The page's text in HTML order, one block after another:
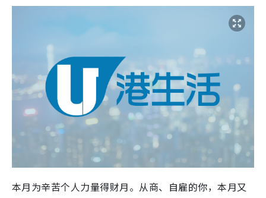
本月为辛苦个人力量得财月。从商、自雇的你，本月又